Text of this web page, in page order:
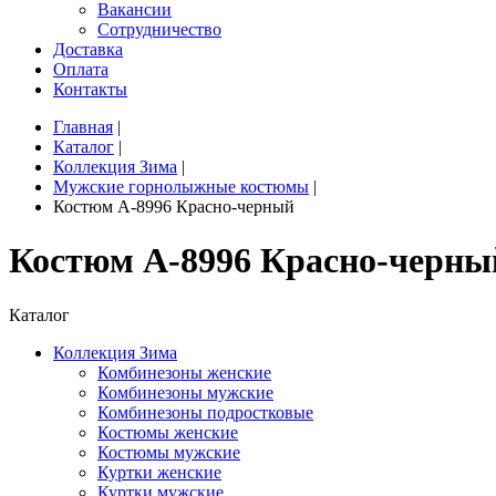
Вакансии
Сотрудничество
Доставка
Оплата
Контакты
Главная |
Каталог |
Коллекция Зима |
Мужские горнолыжные костюмы |
Костюм A-8996 Красно-черный
Костюм A-8996 Красно-
Каталог
Коллекция Зима
Комбинезоны женские
Комбинезоны мужские
Комбинезоны подростковые
Костюмы женские
Костюмы мужские
Куртки женские
Куртки мужские